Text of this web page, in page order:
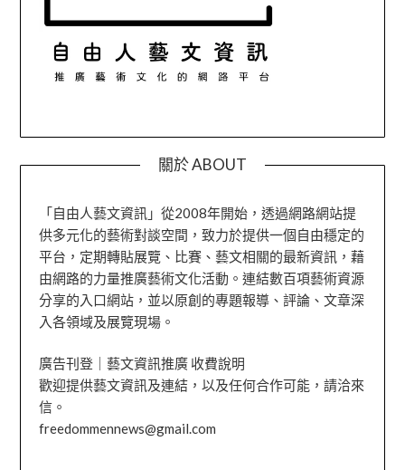
關於 ABOUT
「自由人藝文資訊」從2008年開始，透過網路網站提
供多元化的藝術對談空間，致力於提供一個自由穩定的
平台，定期轉貼展覽、比賽、藝文相關的最新資訊，藉
由網路的力量推廣藝術文化活動。連結數百項藝術資源
分享的入口網站，並以原創的專題報導、評論、文章深
入各領域及展覽現場。
廣告刊登｜藝文資訊推廣 收費說明
歡迎提供藝文資訊及連結，以及任何合作可能，請洽來
信。
freedommennews@gmail.com